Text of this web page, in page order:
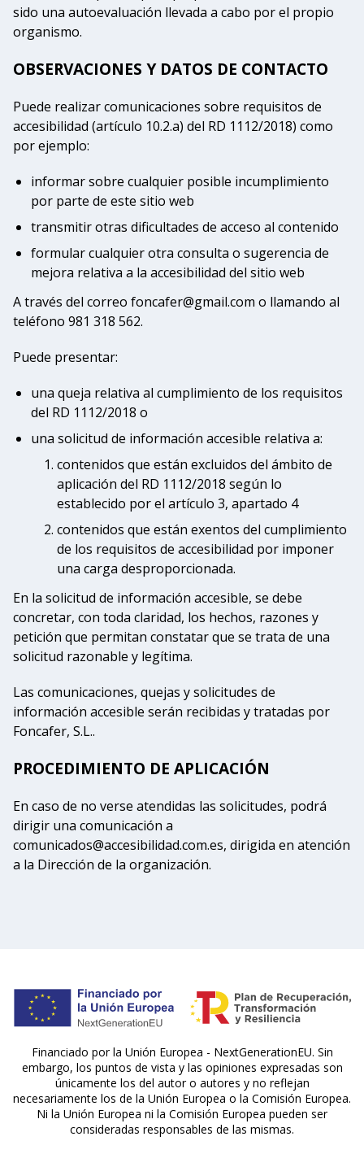
sido una autoevaluación llevada a cabo por el propio
organismo.
OBSERVACIONES Y DATOS DE CONTACTO
Puede realizar comunicaciones sobre requisitos de
accesibilidad (artículo 10.2.a) del RD 1112/2018) como
por ejemplo:
informar sobre cualquier posible incumplimiento
por parte de este sitio web
transmitir otras dificultades de acceso al contenido
formular cualquier otra consulta o sugerencia de
mejora relativa a la accesibilidad del sitio web
A través del correo foncafer@gmail.com o llamando al
teléfono 981 318 562.
Puede presentar:
una queja relativa al cumplimiento de los requisitos
del RD 1112/2018 o
una solicitud de información accesible relativa a:
contenidos que están excluidos del ámbito de
aplicación del RD 1112/2018 según lo
establecido por el artículo 3, apartado 4
contenidos que están exentos del cumplimiento
de los requisitos de accesibilidad por imponer
una carga desproporcionada.
En la solicitud de información accesible, se debe
concretar, con toda claridad, los hechos, razones y
petición que permitan constatar que se trata de una
solicitud razonable y legítima.
Las comunicaciones, quejas y solicitudes de
información accesible serán recibidas y tratadas por
Foncafer, S.L..
PROCEDIMIENTO DE APLICACIÓN
En caso de no verse atendidas las solicitudes, podrá
dirigir una comunicación a
comunicados@accesibilidad.com.es, dirigida en atención
a la Dirección de la organización.
Financiado por la Unión Europea - NextGenerationEU. Sin
embargo, los puntos de vista y las opiniones expresadas son
únicamente los del autor o autores y no reflejan
necesariamente los de la Unión Europea o la Comisión Europea.
Ni la Unión Europea ni la Comisión Europea pueden ser
consideradas responsables de las mismas.